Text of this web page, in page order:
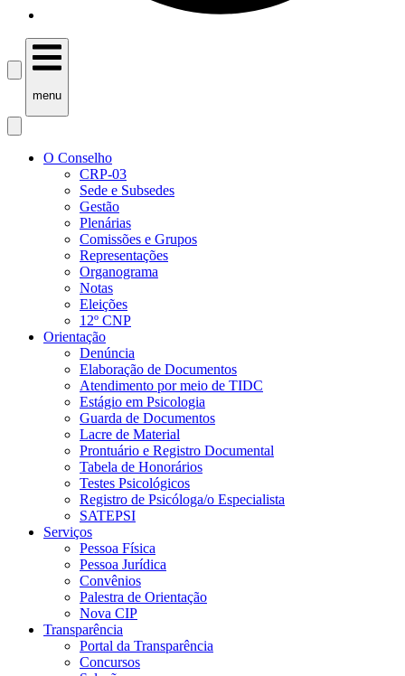
menu
O Conselho
CRP-03
Sede e Subsedes
Gestão
Plenárias
Comissões e Grupos
Representações
Organograma
Notas
Eleições
12º CNP
Orientação
Denúncia
Elaboração de Documentos
Atendimento por meio de TIDC
Estágio em Psicologia
Guarda de Documentos
Lacre de Material
Prontuário e Registro Documental
Tabela de Honorários
Testes Psicológicos
Registro de Psicóloga/o Especialista
SATEPSI
Serviços
Pessoa Física
Pessoa Jurídica
Convênios
Palestra de Orientação
Nova CIP
Transparência
Portal da Transparência
Concursos